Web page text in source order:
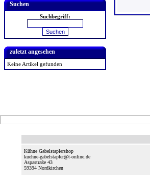
Suchen
Suchbegriff:
zuletzt angesehen
Keine Artikel gefunden
Kühne Gabelstaplershop
kuehne-gabelstapler@t-online.de
Aspastraße 43
59394 Nordkirchen